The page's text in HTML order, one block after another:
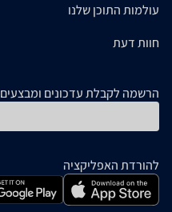
עולמות התוכן שלנו
חוות דעת
הרשמה לקבלת עדכונים ומבצעים
להורדת האפליקציה